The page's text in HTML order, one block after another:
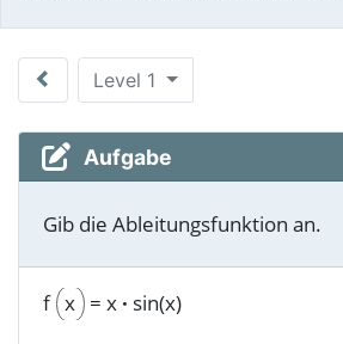
Level 1
Aufgabe
Gib die Ableitungsfunktion an.
f x = x · sin(x)